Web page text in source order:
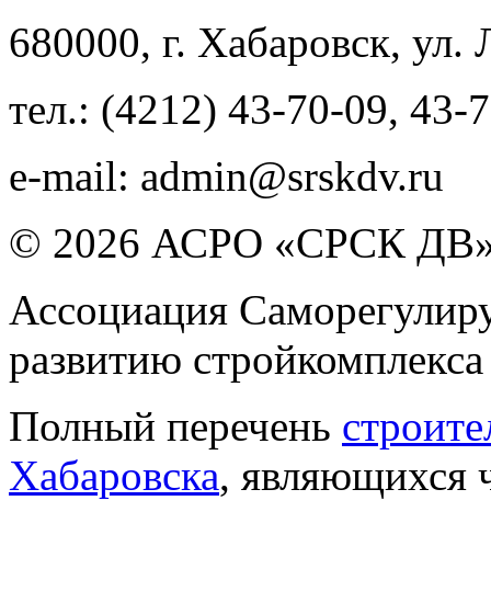
680000, г. Хабаровск, ул.
тел.: (4212) 43-70-09, 43-
e-mail: admin@srskdv.ru
© 2026 АСРО «СРСК
Ассоциация
развитию
Полный перечень
Хабаровска, являющихся